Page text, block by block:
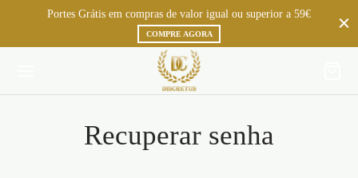
Portes Grátis em compras de valor igual ou superior a 59€
COMPRE AGORA
Recuperar senha